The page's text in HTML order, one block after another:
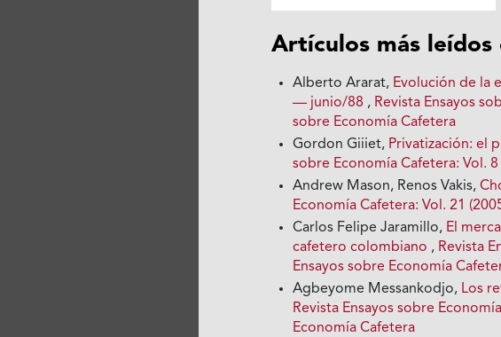
Artículos más
Alberto Ararat, Evolución de la
— junio/88 , Revista Ensayos
sobre Economía Cafetera
Gordon Giiiet, Privatización: el
sobre Economía Cafetera: Vol.
Andrew Mason, Renos Vakis,
Economía Cafetera: Vol. 21
Carlos Felipe Jaramillo, El
cafetero colombiano , Revista
Ensayos sobre Economía
Agbeyome Messankodjo, Los
Revista Ensayos sobre
Economía Cafetera